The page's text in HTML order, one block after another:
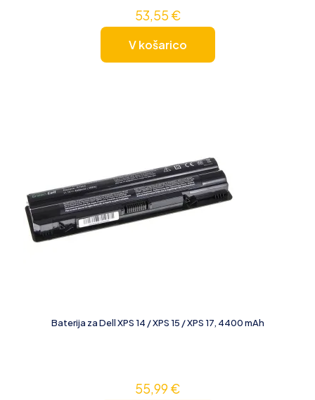
53,55 €
V košarico
Baterija za Dell XPS 14 / XPS 15 / XPS 17, 4400 mAh
55,99€